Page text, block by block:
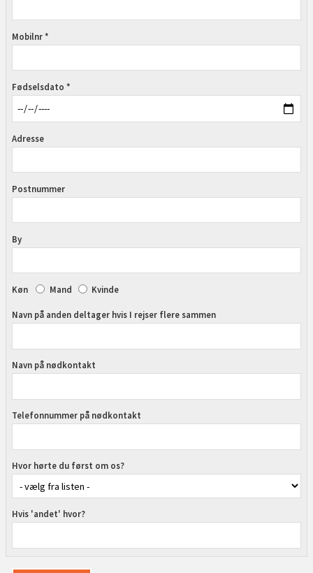
Mobilnr *
Fødselsdato *
Adresse
Postnummer
By
Køn Mand Kvinde
Navn på anden deltager hvis I rejser flere sammen
Navn på nødkontakt
Telefonnummer på nødkontakt
Hvor hørte du først om os?
Hvis 'andet' hvor?